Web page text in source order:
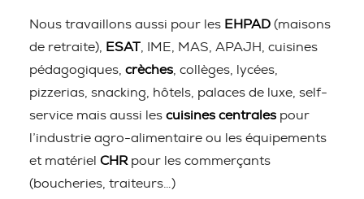
Nous travaillons aussi pour les EHPAD (maisons
de retraite),
ESAT , IME, MAS, APAJH, cuisines
pédagogiques, crèches , collèges, lycées,
pizzerias, snacking, hôtels, palaces de luxe, self-
service mais aussi les cuisines centrales pour
l’industrie agro-alimentaire ou les équipements
et matériel CHR pour les commerçants
(boucheries, traiteurs…)